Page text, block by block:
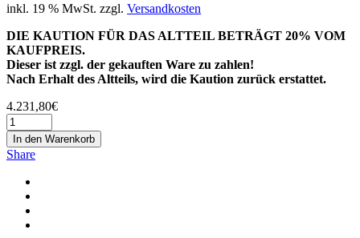
inkl. 19 % MwSt. zzgl. Versandkosten
DIE KAUTION FÜR DAS ALTTEIL BETRÄGT 20% VOM
KAUFPREIS.
Dieser ist zzgl. der gekauften Ware zu zahlen!
Nach Erhalt des Altteils, wird die Kaution zurück erstattet.
4.231,80€
In den Warenkorb
Share